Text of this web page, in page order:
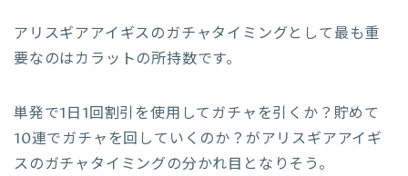
アリスギアアイギスのガチャタイミングとして最も重
要なのはカラットの所持数です。
単発で1日1回割引を使用してガチャを引くか？貯めて
10連でガチャを回していくのか？がアリスギアアイギ
スのガチャタイミングの分かれ目となりそう。